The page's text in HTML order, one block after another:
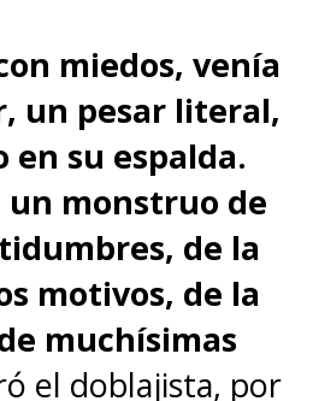
miedos, venía
un pesar literal,
su espalda.
un monstruo de
de la
motivos, de la
muchísimas
el doblajista, por